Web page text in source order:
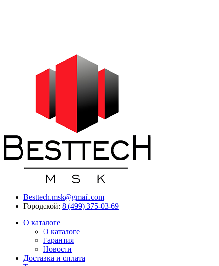
Besttech.msk@gmail.com
Городской: 8 (499) 375-03-69
О каталоге
О каталоге
Гарантия
Новости
Доставка и оплата